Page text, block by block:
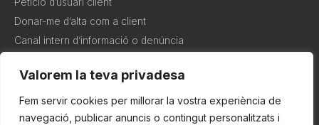
Valorem la teva privadesa
Fem servir cookies per millorar la vostra experiència de
navegació, publicar anuncis o contingut personalitzats i
Donar-me d’alta com a client
Canal intern d’informació o denúncia
cookies
Política de
privadesa
compra